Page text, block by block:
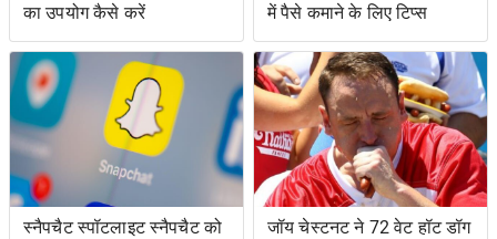
का उपयोग कैसे करें
में पैसे कमाने के लिए टिप्स
स्नैपचैट स्पॉटलाइट स्नैपचैट को
जॉय चेस्टनट ने 72 वेट हॉट डॉग